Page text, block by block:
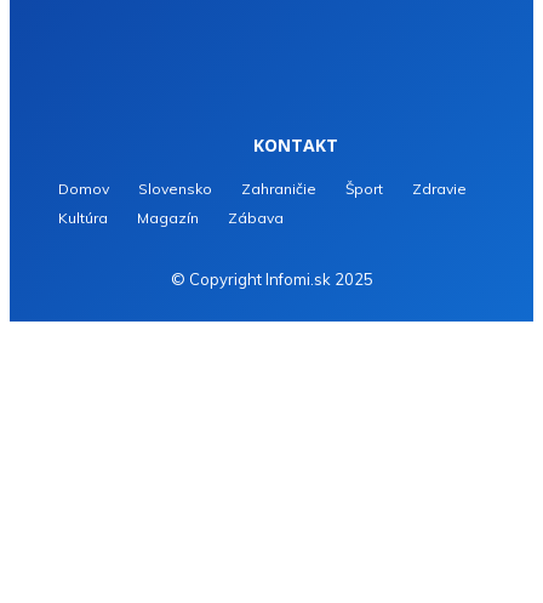
KONTAKT
Domov Slovensko Zahraničie Šport
Zdravie
Kultúra
Magazín Zábava
© Copyright Infomi.sk 2025